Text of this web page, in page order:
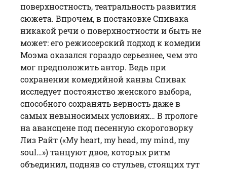
поверхностность, театральность развития
сюжета. Впрочем, в постановке Спивака
никакой речи о поверхностности и быть не
может: его режиссерский подход к комедии
Моэма оказался гораздо серьезнее, чем это
мог предположить автор. Ведь при
сохранении комедийной канвы Спивак
исследует постоянство женского выбора,
способного сохранять верность даже в
самых невыносимых условиях… В прологе
на авансцене под песенную скороговорку
Лиз Райт («My heart, my head, my mind, my
soul…») танцуют двое, которых ритм
объединил, подняв со стульев, стоящих тут